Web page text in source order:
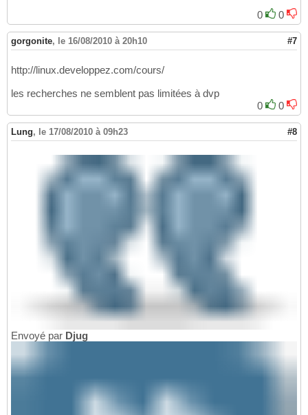
0 0
gorgonite, le 16/08/2010 à 20h10 #7
http://linux.developpez.com/cours/
les recherches ne semblent pas limitées à dvp
0
0
Lung, le 17/08/2010 à 09h23 #8
Envoyé par Djug